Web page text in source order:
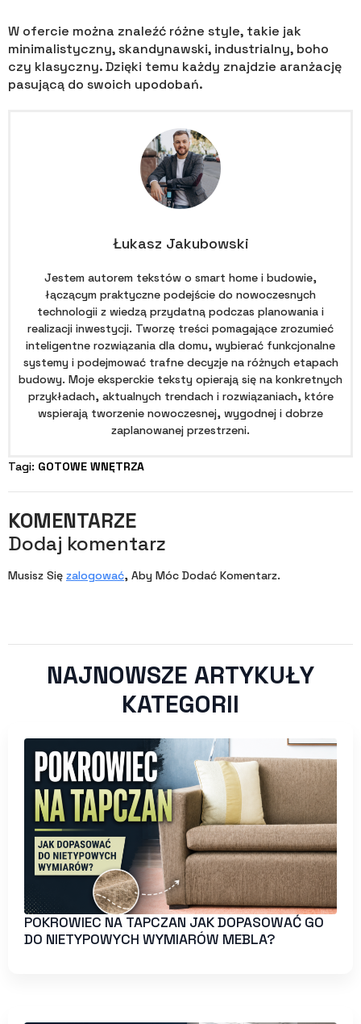
W ofercie można znaleźć różne style, takie jak
minimalistyczny, skandynawski, industrialny, boho
czy klasyczny. Dzięki temu każdy znajdzie aranżację
pasującą do swoich upodobań.
Łukasz Jakubowski
Jestem autorem tekstów o smart home i budowie,
łączącym praktyczne podejście do nowoczesnych
technologii z wiedzą przydatną podczas planowania i
realizacji inwestycji. Tworzę treści pomagające zrozumieć
inteligentne rozwiązania dla domu, wybierać funkcjonalne
systemy i podejmować trafne decyzje na różnych etapach
budowy. Moje eksperckie teksty opierają się na konkretnych
przykładach, aktualnych trendach i rozwiązaniach, które
wspierają tworzenie nowoczesnej, wygodnej i dobrze
zaplanowanej przestrzeni.
Tagi: GOTOWE WNĘTRZA
KOMENTARZE
Dodaj komentarz
Musisz Się zalogować, Aby Móc Dodać Komentarz.
NAJNOWSZE ARTYKUŁY
KATEGORII
POKROWIEC NA TAPCZAN JAK DOPASOWAĆ GO
DO NIETYPOWYCH WYMIARÓW MEBLA?